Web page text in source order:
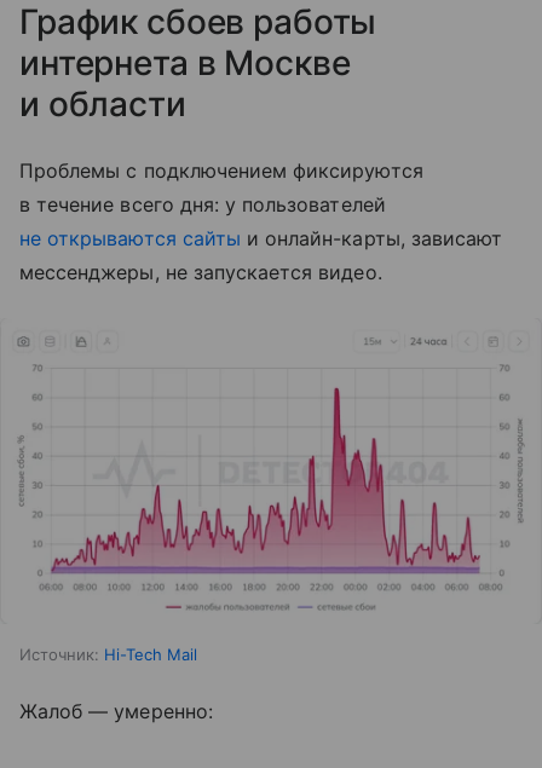
График сбоев работы
интернета в Москве
и области
Проблемы с подключением фиксируются
в течение всего дня: у пользователей
не открываются сайты и онлайн-карты, зависают
мессенджеры, не запускается видео.
Источник: Hi-Tech Mail
Жалоб — умеренно: